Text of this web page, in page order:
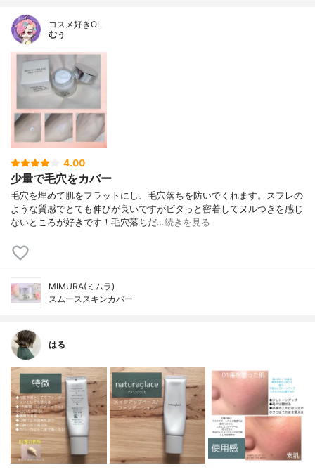
コスメ好きOL
むぅ
4.00
少量で毛穴をカバー
毛穴を埋めて肌をフラットにし、毛穴落ちを防いでくれます。スフレの
ような質感でとても伸びが良いですがピタっと密着してヌルつきを感じ
ないところが好きです！毛穴落ちだ…続きを見る
MIMURA(ミムラ)
スムーススキンカバー
はる